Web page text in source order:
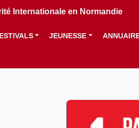
Internationale en Normandie
JEUNESSE